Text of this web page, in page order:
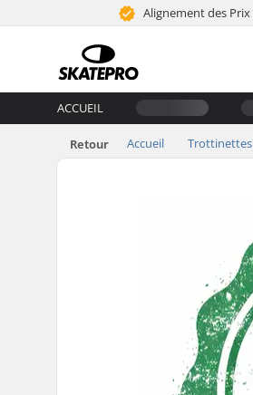
Alignement des Prix
ACCUEIL
Retour Accueil Trottinettes